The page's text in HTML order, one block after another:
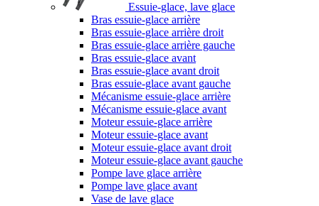
Essuie-glace, lave glace
Bras essuie-glace arrière
Bras essuie-glace arrière droit
Bras essuie-glace arrière gauche
Bras essuie-glace avant
Bras essuie-glace avant droit
Bras essuie-glace avant gauche
Mécanisme essuie-glace arrière
Mécanisme essuie-glace avant
Moteur essuie-glace arrière
Moteur essuie-glace avant
Moteur essuie-glace avant droit
Moteur essuie-glace avant gauche
Pompe lave glace arrière
Pompe lave glace avant
Vase de lave glace